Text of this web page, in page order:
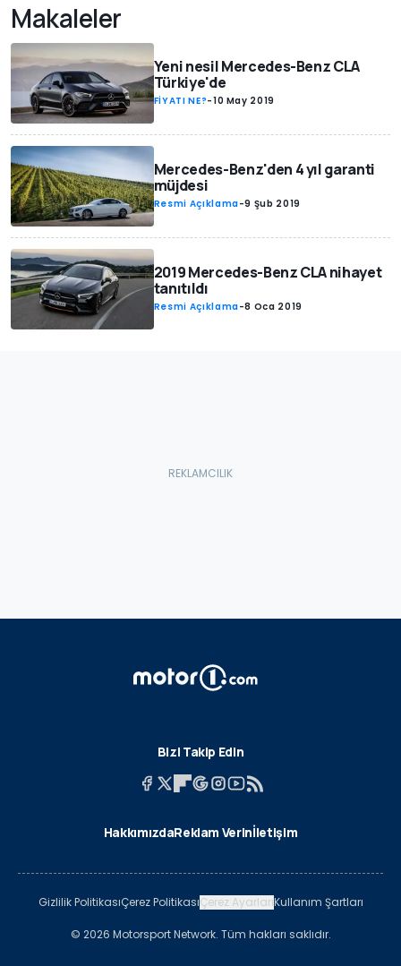
Makaleler
Yeni nesil Mercedes-Benz CLA
Türkiye'de
FİYATI NE?-10 May 2019
Mercedes-Benz'den 4 yıl garanti
müjdesi
Resmi Açıklama-9 Şub 2019
2019 Mercedes-Benz CLA nihayet
tanıtıldı
Resmi Açıklama-8 Oca 2019
Bizi Takip Edin
HakkımızdaReklam Verinİletişim
Gizlilik PolitikasıÇerez PolitikasıÇerez AyarlarıKullanım Şartları
© 2026 Motorsport Network. Tüm hakları saklıdır.